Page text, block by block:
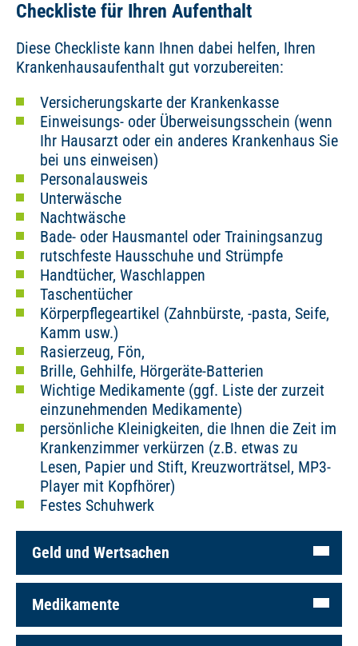
Checkliste für Ihren Aufenthalt
Diese Checkliste kann Ihnen dabei helfen, Ihren
Krankenhausaufenthalt gut vorzubereiten:
Versicherungskarte der Krankenkasse
Einweisungs- oder Überweisungsschein (wenn
Ihr Hausarzt oder ein anderes Krankenhaus Sie
bei uns einweisen)
Personalausweis
Unterwäsche
Nachtwäsche
Bade- oder Hausmantel oder Trainingsanzug
rutschfeste Hausschuhe und Strümpfe
Handtücher, Waschlappen
Taschentücher
Körperpflegeartikel (Zahnbürste, -pasta, Seife,
Kamm usw.)
Rasierzeug, Fön,
Brille, Gehhilfe, Hörgeräte-Batterien
Wichtige Medikamente (ggf. Liste der zurzeit
einzunehmenden Medikamente)
persönliche Kleinigkeiten, die Ihnen die Zeit im
Krankenzimmer verkürzen (z.B. etwas zu
Lesen, Papier und Stift, Kreuzworträtsel, MP3-
Player mit Kopfhörer)
Festes Schuhwerk
Geld und Wertsachen
Medikamente